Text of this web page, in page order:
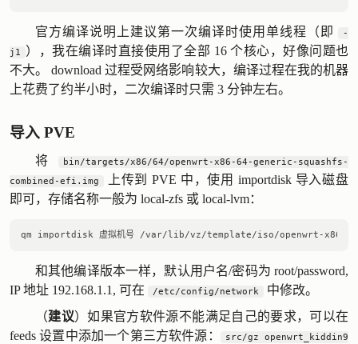
官方编译说明上建议第一次编译时使用单线程（即
-
j1
），我在编译时直接使用了全部 16 个核心，好像问题也
不大。 download 过程受网络影响较大，编译过程在我的机器
上花费了约半小时，二次编译时只需 3 分钟左右。
导入 PVE
将
bin/targets/x86/64/openwrt-x86-64-generic-squashfs-
combined-efi.img
上传到 PVE 中，使用 importdisk 导入磁盘
即可，存储名称一般为 local-zfs 或 local-lvm：
和其他编译版本一样，默认用户名/密码为 root/password,
IP 地址 192.168.1.1, 可在
/etc/config/network
中修改。
（建议）如果官方软件源不能满足自己的要求，可以在
feeds 设置中添加一个第三方软件源：
src/gz openwrt_kiddin9